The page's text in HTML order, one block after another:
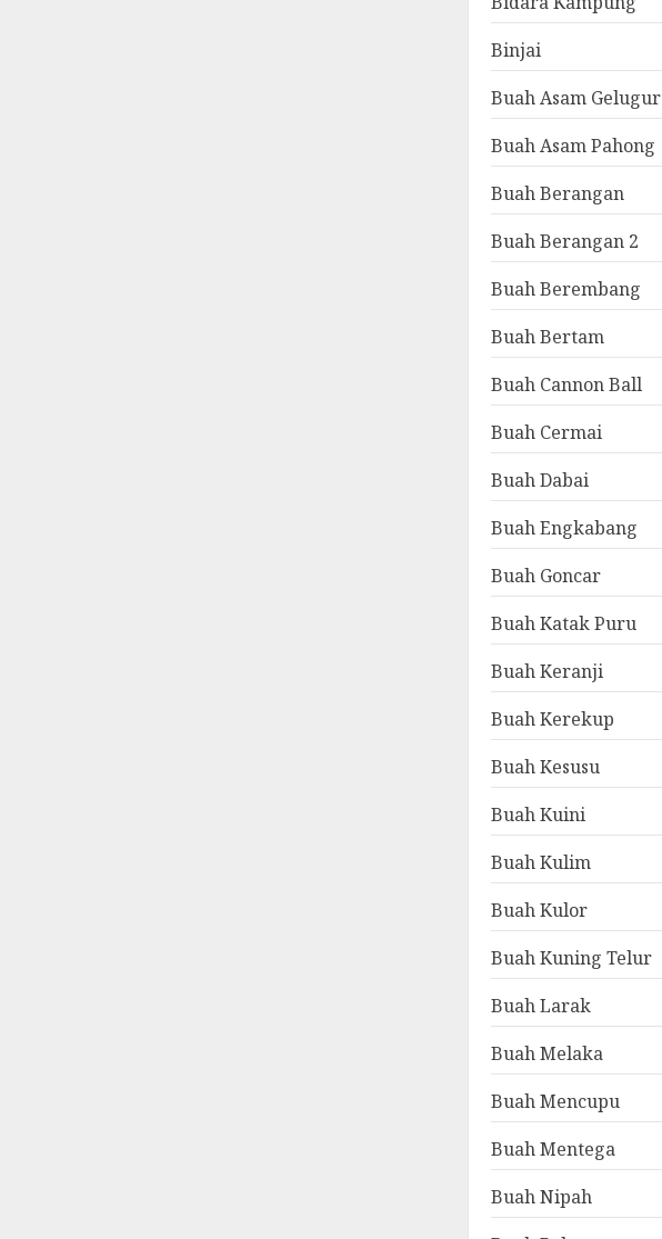
Binjai
Buah Asam Gelugur
Buah Asam Pahong
Buah Berangan
Buah Berangan 2
Buah Berembang
Buah Bertam
Buah Cannon Ball
Buah Cermai
Buah Dabai
Buah Engkabang
Buah Goncar
Buah Katak Puru
Buah Keranji
Buah Kerekup
Buah Kesusu
Buah Kuini
Buah Kulim
Buah Kulor
Buah Kuning Telur
Buah Larak
Buah Melaka
Buah Mencupu
Buah Mentega
Buah Nipah